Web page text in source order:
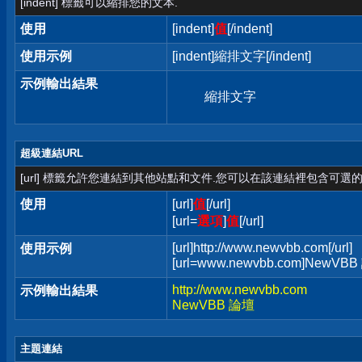
使用 [indent]值[/indent]
使用示例
[indent]縮排文字[/indent]
示例輸出結果
縮排文字
超級連結URL
[url] 標籤允許您連結到其他站點和文件.您可以在該連結裡包含可選的
使用 [url]值[/url]
[url=選項]值[/url]
使用示例
[url]http://www.newvbb.com[/url]
[url=www.newvbb.com]NewVBB
示例輸出結果
http://www.newvbb.com
NewVBB 論壇
主題連結